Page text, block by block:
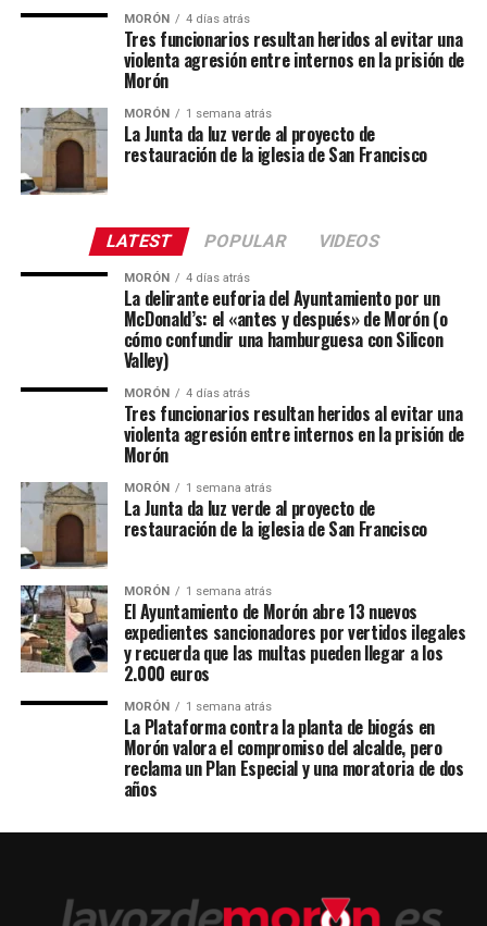
MORÓN 4 días atrás
Tres funcionarios resultan heridos al evitar una
violenta agresión entre internos en la prisión de
Morón
MORÓN 1 semana atrás
La Junta da luz verde al proyecto de
restauración de la iglesia de San Francisco
LATEST POPULAR VIDEOS
MORÓN 4 días atrás
La delirante euforia del Ayuntamiento por un
McDonald’s: el «antes y después» de Morón (o
cómo confundir una hamburguesa con Silicon
Valley)
MORÓN 4 días atrás
Tres funcionarios resultan heridos al evitar una
violenta agresión entre internos en la prisión de
Morón
MORÓN 1 semana atrás
La Junta da luz verde al proyecto de
restauración de la iglesia de San Francisco
MORÓN 1 semana atrás
El Ayuntamiento de Morón abre 13 nuevos
expedientes sancionadores por vertidos ilegales
y recuerda que las multas pueden llegar a los
2.000 euros
MORÓN 1 semana atrás
La Plataforma contra la planta de biogás en
Morón valora el compromiso del alcalde, pero
reclama un Plan Especial y una moratoria de dos
años